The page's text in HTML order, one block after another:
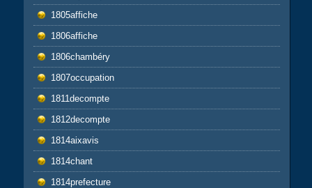
1805affiche
1806affiche
1806chambéry
1807occupation
1811decompte
1812decompte
1814aixavis
1814chant
1814prefecture